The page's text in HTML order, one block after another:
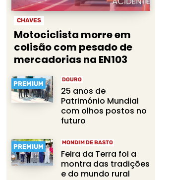
CHAVES
Motociclista morre em
colisão com pesado de
mercadorias na EN103
PREMIUM
DOURO
25 anos de
Património Mundial
com olhos postos no
futuro
PREMIUM
MONDIM DE BASTO
Feira da Terra foi a
montra das tradições
e do mundo rural